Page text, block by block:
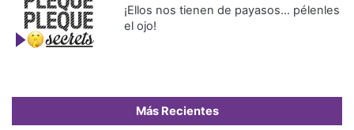
¡Ellos nos tienen de payasos… pélenles
el ojo!
Más Recientes